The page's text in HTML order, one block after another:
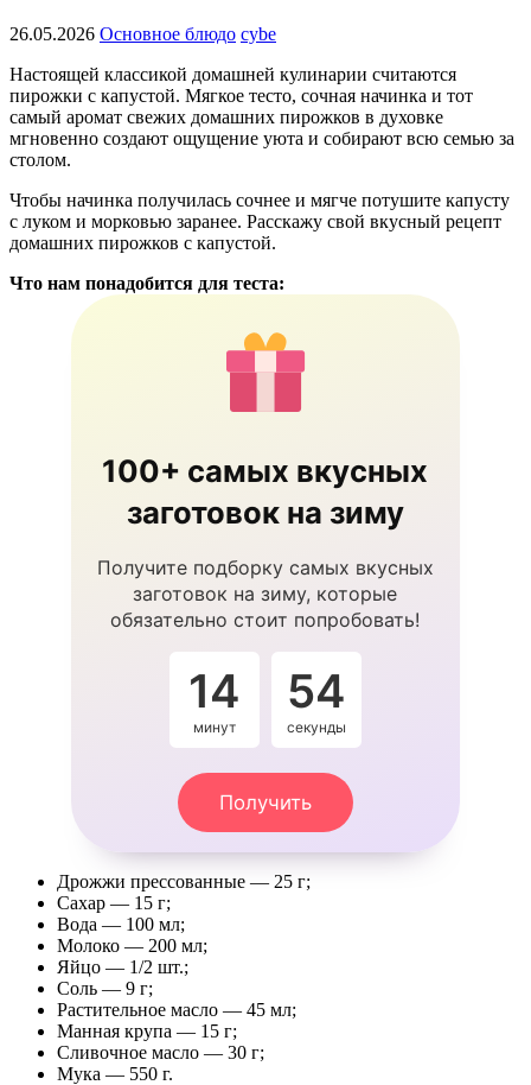
26.05.2026 Основное блюдо cybe
Настоящей классикой домашней кулинарии считаются
пирожки с капустой. Мягкое тесто, сочная начинка и тот
самый аромат свежих домашних пирожков в духовке
мгновенно создают ощущение уюта и собирают всю семью за
столом.
Чтобы начинка получилась сочнее и мягче потушите капусту
с луком и морковью заранее. Расскажу свой вкусный рецепт
домашних пирожков с капустой.
Что нам понадобится для теста:
100+ самых вкусных
заготовок на зиму
Получите подборку самых вкусных
заготовок на зиму, которые
обязательно стоит попробовать!
14
минут
53
секунды
Получить
Дрожжи прессованные — 25 г;
Сахар — 15 г;
Вода — 100 мл;
Молоко — 200 мл;
Яйцо — 1/2 шт.;
Соль — 9 г;
Растительное масло — 45 мл;
Манная крупа — 15 г;
Сливочное масло — 30 г;
Мука — 550 г.